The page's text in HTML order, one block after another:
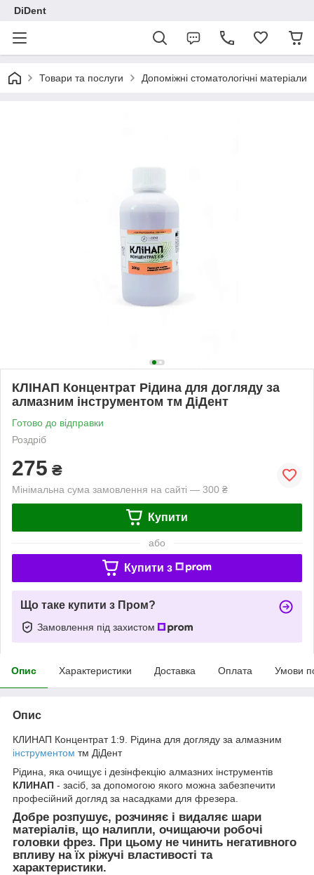
DiDent
Товари та послуги Допоміжні стоматологічні матеріали
КЛІНАП Концентрат Рідина для догляду за
алмазним інструментом тм ДіДент
Готово до відправки
Роздріб
275 ₴
Мінімальна сума замовлення на сайті — 300 ₴
Купити
або
Купити з
Що таке купити з Пром?
Замовлення під захистом
Опис Характеристики Доставка Оплата Умови
Опис
КЛИНАП Концентрат 1:9. Рідина для догляду за алмазним
інструментом тм ДіДент
Рідина, яка очищує і дезінфекцію алмазних інструментів
КЛИНАП - засіб, за допомогою якого можна забезпечити
професійний догляд за насадками для фрезера.
Добре розпушує, розчиняє і видаляє шари
матеріалів, що налипли, очищаючи робочі
головки фрез. При цьому не чинить негативного
впливу на їх ріжучі властивості та
характеристики.